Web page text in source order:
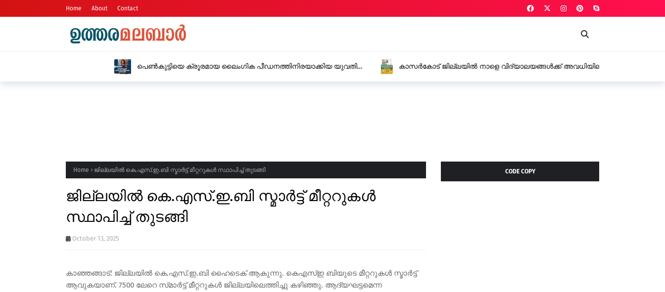
Home About Contact
പെൺകുട്ടിയെ ക്രൂരമായ ലൈംഗിക പീഡനത്തിനിരയാക്കിയ യുവതി
അറസ്റ്റിൽ
കാസർകോട് ജില്ലയിൽ നാളെ വിദ്യാലയങ്ങൾക്ക് അവധിയില്ല,
കൂട്ടുകാർക്ക് ജില്ലാ കലക്ടറുടെ സ്നേഹോപദേശം
Home ജില്ലയിൽ കെ.എസ്.ഇ.ബി സ്മാർട്ട് മീറ്ററുകൾ സ്ഥാപിച്ച് തുടങ്ങി
ജില്ലയിൽ കെ.എസ്.ഇ.ബി സ്മാർട്ട് മീറ്ററുകൾ
സ്ഥാപിച്ച് തുടങ്ങി
October 13, 2025
കാഞ്ഞങ്ങാട്: ജില്ലയിൽ കെ.എസ്.ഇ.ബി ഹൈടെക് ആകുന്നു. കെഎസ്ഇ ബിയുടെ മീറ്ററുകൾ സ്മാർട്ട്
ആവുകയാണ്. 7500 ലേറെ സ്‌മാർട്ട് മീറ്ററുകൾ ജില്ലയിലെത്തിച്ചു കഴിഞ്ഞു. ആദ്യഘട്ടമെന്ന
CODE COPY